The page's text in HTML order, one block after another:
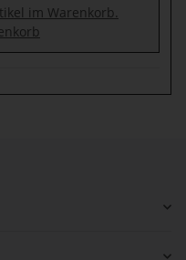
im Warenkorb.